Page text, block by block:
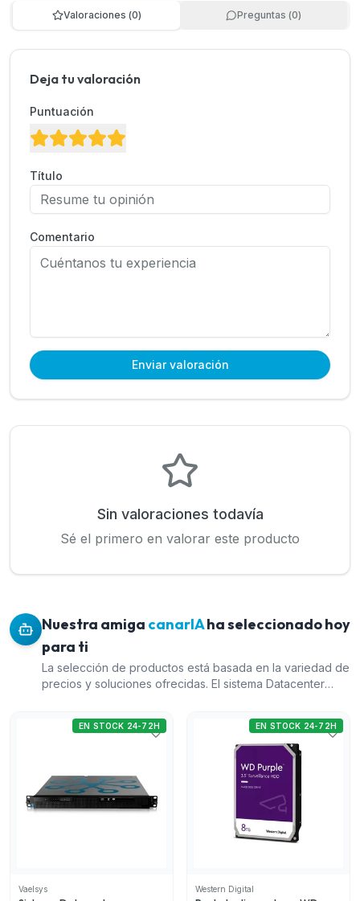
Valoraciones (0) Preguntas (0)
Deja tu valoración
Puntuación
Título
Comentario
Enviar valoración
Sin valoraciones todavía
Sé el primero en valorar este producto
Nuestra amiga canarIAha seleccionado hoy
para ti
La selección de productos está basada en la variedad de
precios y soluciones ofrecidas. El sistema Datacenter
solución escalable de gestión de múltiples dispositivos. El
pack de discos duros WD Purple proporciona
almacenamiento especializado para videovigilancia,
complementando cualquier sistema de CCTV. El servidor
de analítica perimetral es una opción eficiente para
quienes requieren seguridad perimetral. Finalmente, el
equipo compacto de analítica perimetral DeepWall SD es
adecuado para distancias cortas, brindando una solución
Vaelsys
EN STOCK 24-72H
Western Digital
EN STOCK 24-72H